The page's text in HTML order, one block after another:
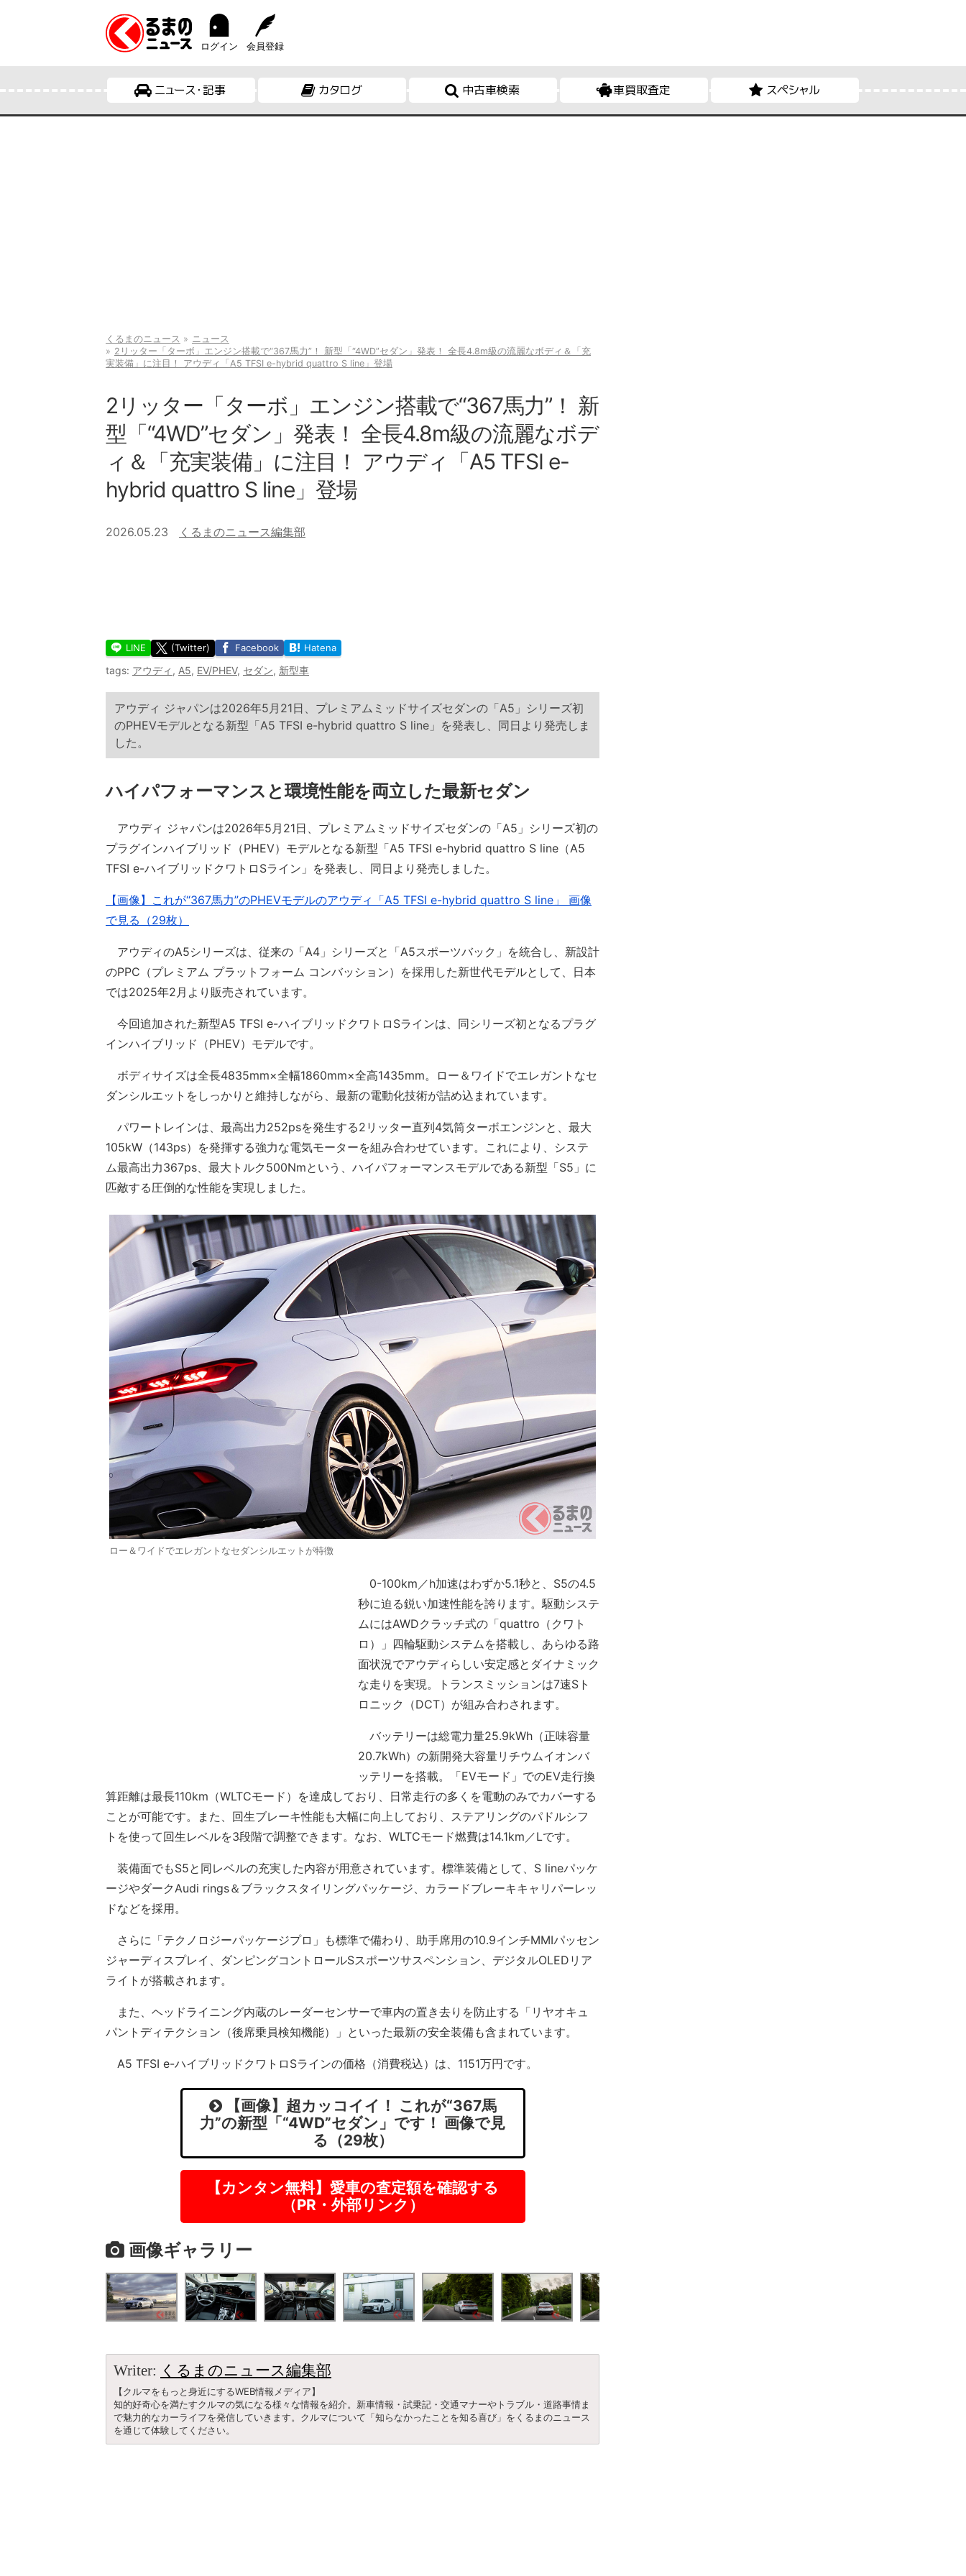
ログイン 会員登録
ニュース・記事 カタログ 中古車検索 車買取査定 スペシャル
くるまのニュース
ニュース
2リッター「ターボ」エンジン搭載で“367馬力”！ 新型「“4WD”セダン」発表！ 全長4.8m級の流麗なボディ＆「充
実装備」に注目！ アウディ「A5 TFSI e-hybrid quattro S line」登場
2リッター「ターボ」エンジン搭載で“367馬力”！ 新
型「“4WD”セダン」発表！ 全長4.8m級の流麗なボデ
ィ＆「充実装備」に注目！ アウディ「A5 TFSI e-
hybrid quattro S line」登場
2026.05.23 くるまのニュース編集部
LINE (Twitter) Facebook Hatena
tags: アウディ , A5, EV/PHEV, セダン, 新型車
アウディ ジャパンは2026年5月21日、プレミアムミッドサイズセダンの「A5」シリーズ初
のPHEVモデルとなる新型「A5 TFSI e-hybrid quattro S line」を発表し、同日より発売しま
した。
ハイパフォーマンスと環境性能を両立した最新セダン
アウディ ジャパンは2026年5月21日、プレミアムミッドサイズセダンの「A5」シリーズ初の
プラグインハイブリッド（PHEV）モデルとなる新型「A5 TFSI e-hybrid quattro S line（A5
TFSI e-ハイブリッドクワトロSライン」を発表し、同日より発売しました。
【画像】これが“367馬力”のPHEVモデルのアウディ「A5 TFSI e-hybrid quattro S line」 画像
で見る（29枚）
アウディのA5シリーズは、従来の「A4」シリーズと「A5スポーツバック」を統合し、新設計
のPPC（プレミアム プラットフォーム コンバッション）を採用した新世代モデルとして、日本
では2025年2月より販売されています。
今回追加された新型A5 TFSI e-ハイブリッドクワトロSラインは、同シリーズ初となるプラグ
インハイブリッド（PHEV）モデルです。
ボディサイズは全長4835mm×全幅1860mm×全高1435mm。ロー＆ワイドでエレガントなセ
ダンシルエットをしっかりと維持しながら、最新の電動化技術が詰め込まれています。
パワートレインは、最高出力252psを発生する2リッター直列4気筒ターボエンジンと、最大
105kW（143ps）を発揮する強力な電気モーターを組み合わせています。これにより、システ
ム最高出力367ps、最大トルク500Nmという、ハイパフォーマンスモデルである新型「S5」に
匹敵する圧倒的な性能を実現しました。
ロー＆ワイドでエレガントなセダンシルエットが特徴
0-100km／h加速はわずか5.1秒と、S5の4.5
秒に迫る鋭い加速性能を誇ります。駆動システ
ムにはAWDクラッチ式の「quattro（クワト
ロ）」四輪駆動システムを搭載し、あらゆる路
面状況でアウディらしい安定感とダイナミック
な走りを実現。トランスミッションは7速Sト
ロニック（DCT）が組み合わされます。
バッテリーは総電力量25.9kWh（正味容量
20.7kWh）の新開発大容量リチウムイオンバ
ッテリーを搭載。「EVモード」でのEV走行換
算距離は最長110km（WLTCモード）を達成しており、日常走行の多くを電動のみでカバーする
ことが可能です。また、回生ブレーキ性能も大幅に向上しており、ステアリングのパドルシフ
トを使って回生レベルを3段階で調整できます。なお、WLTCモード燃費は14.1km／Lです。
装備面でもS5と同レベルの充実した内容が用意されています。標準装備として、S lineパッケ
ージやダークAudi rings＆ブラックスタイリングパッケージ、カラードブレーキキャリパーレッ
ドなどを採用。
さらに「テクノロジーパッケージプロ」も標準で備わり、助手席用の10.9インチMMIパッセン
ジャーディスプレイ、ダンピングコントロールSスポーツサスペンション、デジタルOLEDリア
ライトが搭載されます。
また、ヘッドライニング内蔵のレーダーセンサーで車内の置き去りを防止する「リヤオキュ
パントディテクション（後席乗員検知機能）」といった最新の安全装備も含まれています。
A5 TFSI e-ハイブリッドクワトロSラインの価格（消費税込）は、1151万円です。
【画像】超カッコイイ！ これが“367馬
力”の新型「“4WD”セダン」です！ 画像で見
る（29枚）
【カンタン無料】愛車の査定額を確認する
（PR・外部リンク）
画像ギャラリー
Writer: くるまのニュース編集部
【クルマをもっと身近にするWEB情報メディア】
知的好奇心を満たすクルマの気になる様々な情報を紹介。新車情報・試乗記・交通マナーやトラブル・道路事情ま
で魅力的なカーライフを発信していきます。クルマについて「知らなかったことを知る喜び」をくるまのニュース
を通じて体験してください。